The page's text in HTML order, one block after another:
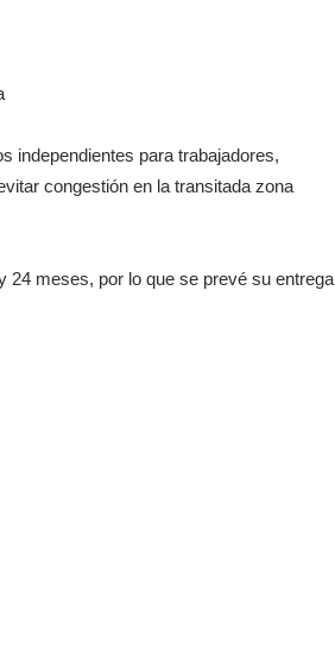
independientes para trabajadores,
congestión en la transitada zona
24 meses, por lo que se prevé su entrega